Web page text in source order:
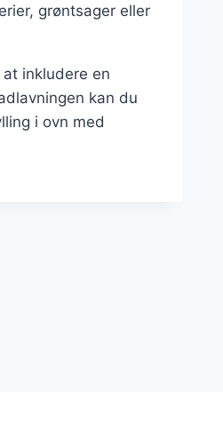
grøntsager eller
inkludere en
kan du
i ovn med